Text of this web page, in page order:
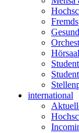
international